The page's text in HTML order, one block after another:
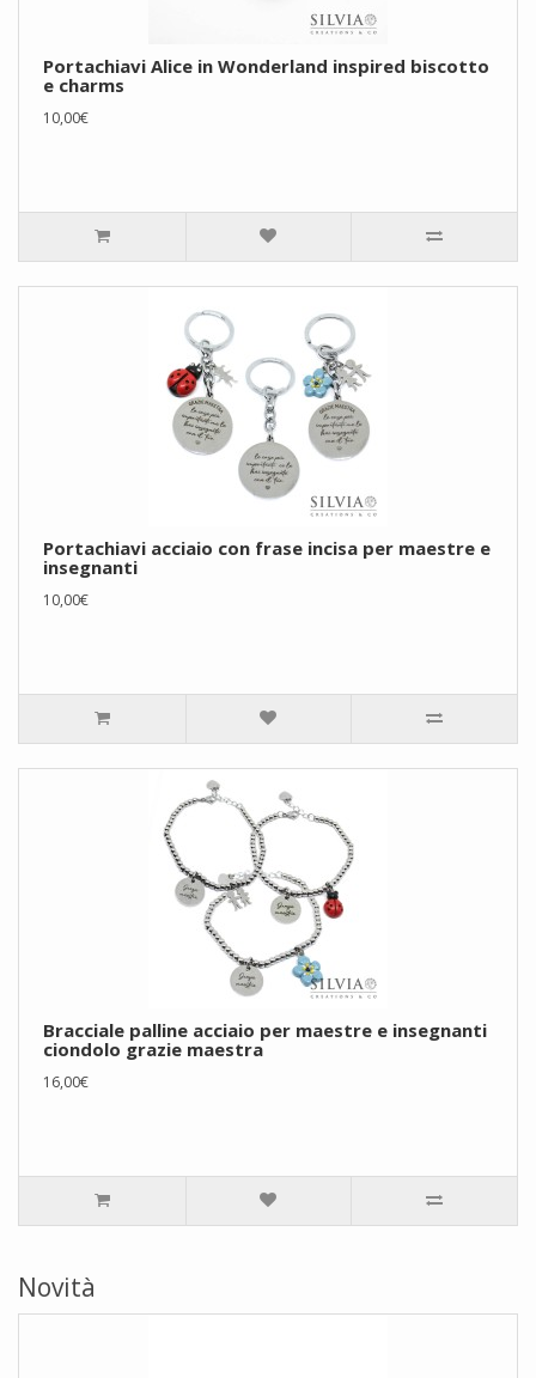
Portachiavi Alice in Wonderland inspired biscotto
e charms
10,00€
Portachiavi acciaio con frase incisa per maestre e
insegnanti
10,00€
Bracciale palline acciaio per maestre e insegnanti
ciondolo grazie maestra
16,00€
Novità